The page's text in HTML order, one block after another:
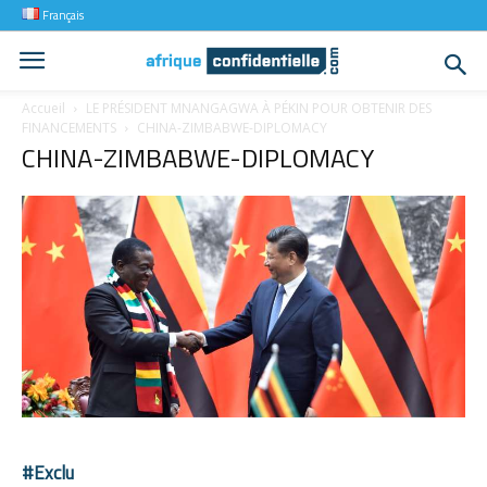
Français
Accueil
LE PRÉSIDENT MNANGAGWA À PÉKIN POUR OBTENIR DES
FINANCEMENTS
CHINA-ZIMBABWE-DIPLOMACY
CHINA-ZIMBABWE-DIPLOMACY
#Exclu